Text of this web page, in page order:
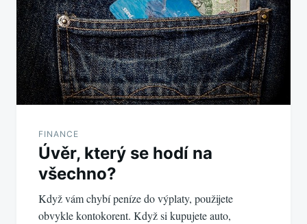
FINANCE
Úvěr, který se hodí na
všechno?
Když vám chybí peníze do výplaty, použijete
obvykle kontokorent. Když si kupujete auto,